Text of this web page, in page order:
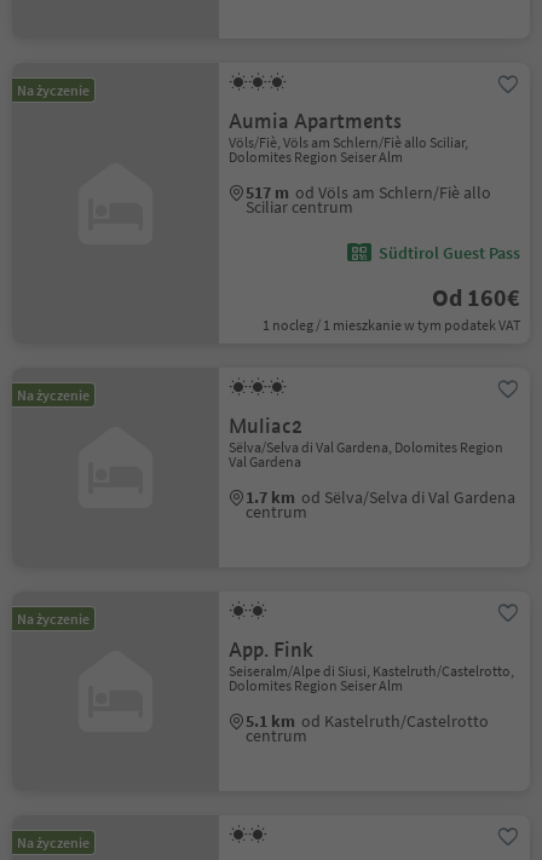
Na życzenie
Aumia Apartments
Völs/Fiè, Völs am Schlern/Fiè allo Sciliar,
Dolomites Region Seiser Alm
517 m od Völs am Schlern/Fiè allo
Sciliar centrum
Südtirol Guest Pass
Od 160€
1 nocleg / 1 mieszkanie w tym podatek VAT
Na życzenie
Muliac2
Sëlva/Selva di Val Gardena, Dolomites Region
Val Gardena
1.7 km od Sëlva/Selva di Val Gardena
centrum
Na życzenie
App. Fink
Seiseralm/Alpe di Siusi, Kastelruth/Castelrotto,
Dolomites Region Seiser Alm
5.1 km od Kastelruth/Castelrotto
centrum
Na życzenie